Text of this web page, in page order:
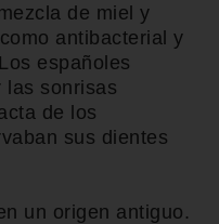
de miel y
antibacterial y
españoles
las sonrisas
de los
sus dientes
un origen antiguo.